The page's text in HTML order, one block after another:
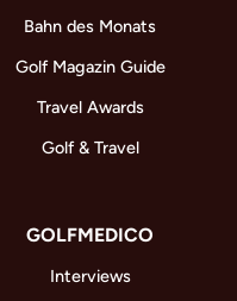
Bahn des Monats
Golf Magazin Guide
Travel Awards
Golf & Travel
GOLFMEDICO
Interviews